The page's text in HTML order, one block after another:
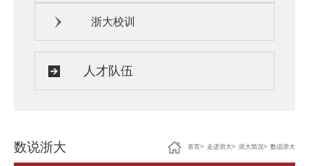
浙大校训
人才队伍
数说浙大 首页> 走进浙大> 浙大简况> 数说浙大